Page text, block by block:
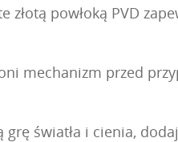
powłoką PVD
mechanizm przed
światła i cienia,